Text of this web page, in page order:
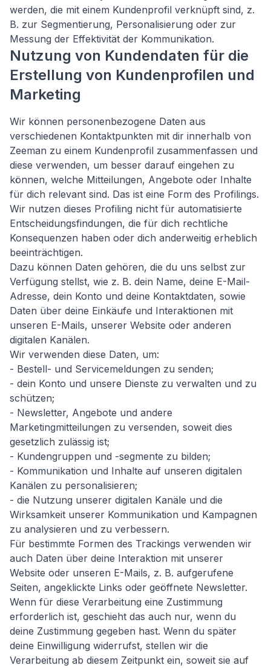
werden, die mit einem Kundenprofil verknüpft sind, z.
B. zur Segmentierung, Personalisierung oder zur
Messung der Effektivität der Kommunikation.
Nutzung von Kundendaten für die
Erstellung von Kundenprofilen und
Marketing
Wir können personenbezogene Daten aus
verschiedenen Kontaktpunkten mit dir innerhalb von
Zeeman zu einem Kundenprofil zusammenfassen und
diese verwenden, um besser darauf eingehen zu
können, welche Mitteilungen, Angebote oder Inhalte
für dich relevant sind. Das ist eine Form des Profilings.
Wir nutzen dieses Profiling nicht für automatisierte
Entscheidungsfindungen, die für dich rechtliche
Konsequenzen haben oder dich anderweitig erheblich
beeinträchtigen.
Dazu können Daten gehören, die du uns selbst zur
Verfügung stellst, wie z. B. dein Name, deine E-Mail-
Adresse, dein Konto und deine Kontaktdaten, sowie
Daten über deine Einkäufe und Interaktionen mit
unseren E-Mails, unserer Website oder anderen
digitalen Kanälen.
Wir verwenden diese Daten, um:
- Bestell- und Servicemeldungen zu senden;
- dein Konto und unsere Dienste zu verwalten und zu
schützen;
- Newsletter, Angebote und andere
Marketingmitteilungen zu versenden, soweit dies
gesetzlich zulässig ist;
- Kundengruppen und -segmente zu bilden;
- Kommunikation und Inhalte auf unseren digitalen
Kanälen zu personalisieren;
- die Nutzung unserer digitalen Kanäle und die
Wirksamkeit unserer Kommunikation und Kampagnen
zu analysieren und zu verbessern.
Für bestimmte Formen des Trackings verwenden wir
auch Daten über deine Interaktion mit unserer
Website oder unseren E-Mails, z. B. aufgerufene
Seiten, angeklickte Links oder geöffnete Newsletter.
Wenn für diese Verarbeitung eine Zustimmung
erforderlich ist, geschieht das auch nur, wenn du
deine Zustimmung gegeben hast. Wenn du später
deine Einwilligung widerrufst, stellen wir die
Verarbeitung ab diesem Zeitpunkt ein, soweit sie auf